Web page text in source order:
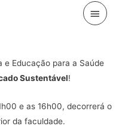
Main
e Educação para a Saúde
Sustentável!
e as 16h00, decorrerá o
da faculdade.